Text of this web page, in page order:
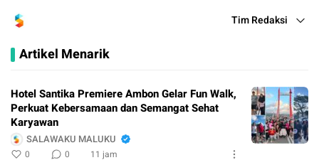
Tim Redaksi
Artikel Menarik
Hotel Santika Premiere Ambon Gelar Fun Walk,
Perkuat Kebersamaan dan Semangat Sehat
Karyawan
SALAWAKU MALUKU
0 0 11 jam